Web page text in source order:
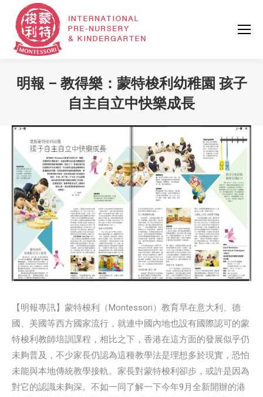
明報 – 教得樂：蒙特梭利幼稚園 孩子
自主自立中快樂成長
【明報專訊】蒙特梭利（Montessori）教育早在意大利、德
國、美國等西方國家流行，就連中國內地也設有國際認可的蒙
特梭利教師培訓課程，相比之下，香港在這方面的發展似乎仍
未夠普及，不少家長仍認為這種教學法是理想多於現實，恐怕
未能與本地傳統教學接軌。家長對蒙特梭利卻步，或許是因為
對它的認識未夠深。不如一同了解一下今年9月全新開辦的港